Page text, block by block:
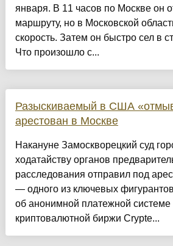
января. В 11 часов по Москве он
маршруту, но в Московской
скорость. Затем он быстро сел в
Что произошло с...
Разыскиваемый в США
арестован в Москве
Накануне Замоскворецкий суд
ходатайству органов
расследования отправил под
— одного из ключевых
об анонимной платежной системе
криптовалютной биржи Crypte...